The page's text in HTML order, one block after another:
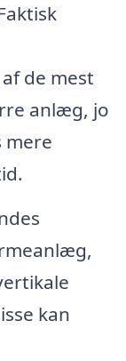
de mest
anlæg, jo
mere
kan